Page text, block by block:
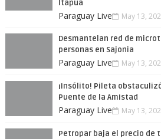
Itapúa
Paraguay Live May 13,
Desmantelan red de
personas en Sajonia
Paraguay Live May 13,
¡Insólito! Pileta
Puente de la Amistad
Paraguay Live May 13,
Petropar baja el precio de